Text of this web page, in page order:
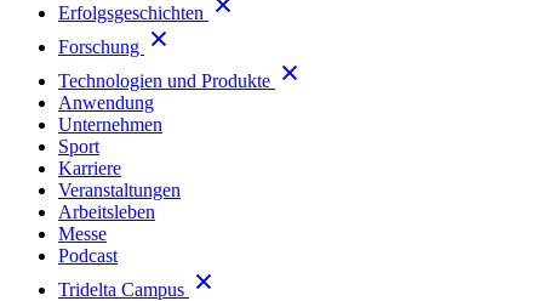
Erfolgsgeschichten
Forschung
Technologien und Produkte
Anwendung
Unternehmen
Sport
Karriere
Veranstaltungen
Arbeitsleben
Messe
Podcast
Tridelta Campus